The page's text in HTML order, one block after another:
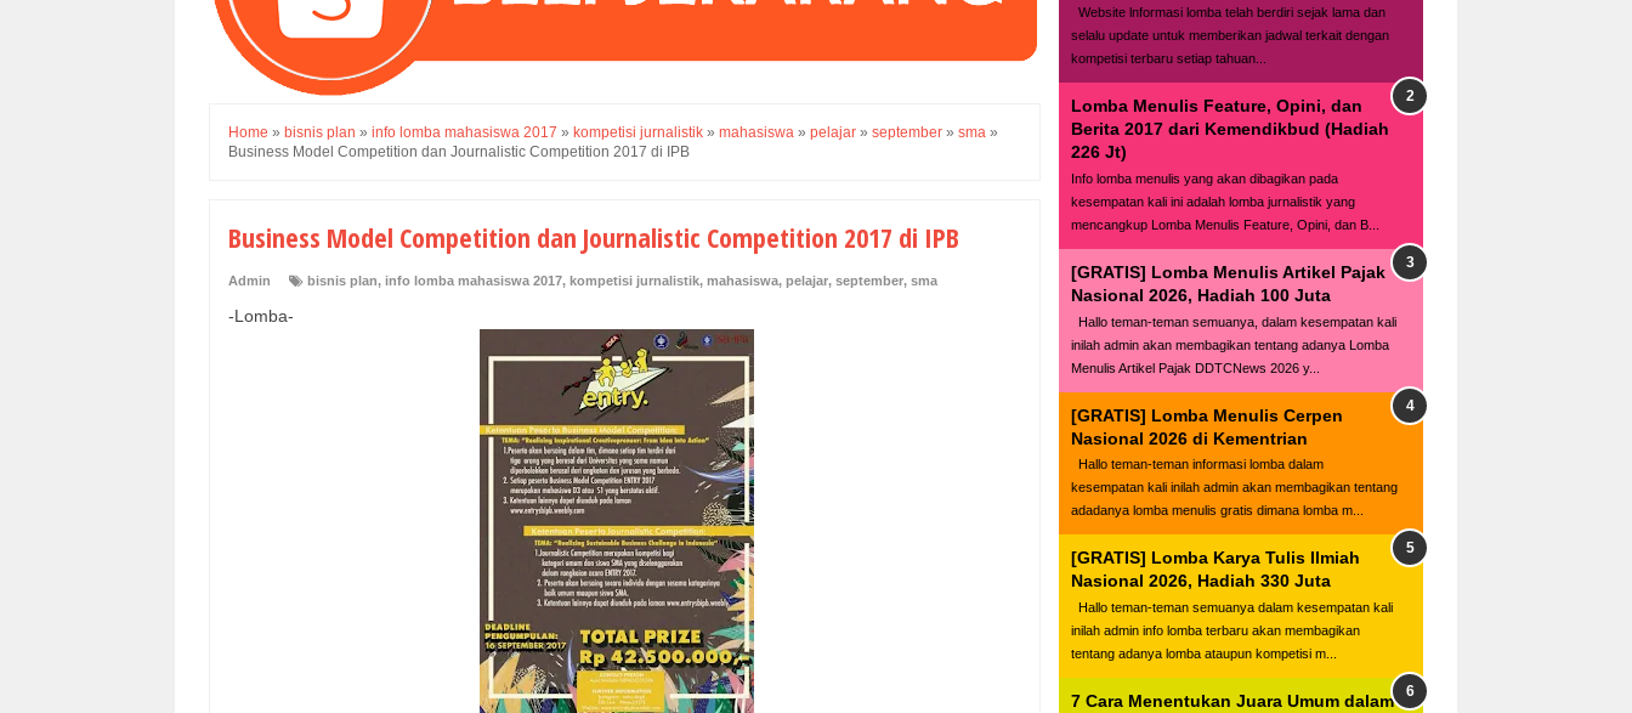
Home » bisnis plan » info lomba mahasiswa 2017 » kompetisi jurnalistik » mahasiswa » pelajar » september » sma »
Business Model Competition dan Journalistic Competition 2017 di IPB
Business Model Competition dan Journalistic Competition 2017 di IPB
Admin bisnis plan, info lomba mahasiswa 2017, kompetisi jurnalistik, mahasiswa, pelajar, september, sma
-Lomba-
Website lnformasi lomba telah berdiri sejak lama dan
selalu update untuk memberikan jadwal terkait dengan
kompetisi terbaru setiap tahuan...
Lomba Menulis Feature, Opini, dan
Berita 2017 dari Kemendikbud (Hadiah
226 Jt)
Info lomba menulis yang akan dibagikan pada
kesempatan kali ini adalah lomba jurnalistik yang
mencangkup Lomba Menulis Feature, Opini, dan B...
[GRATIS] Lomba Menulis Artikel Pajak
Nasional 2026, Hadiah 100 Juta
Hallo teman-teman semuanya, dalam kesempatan kali
inilah admin akan membagikan tentang adanya Lomba
Menulis Artikel Pajak DDTCNews 2026 y...
[GRATIS] Lomba Menulis Cerpen
Nasional 2026 di Kementrian
Hallo teman-teman informasi lomba dalam
kesempatan kali inilah admin akan membagikan tentang
adadanya lomba menulis gratis dimana lomba m...
[GRATIS] Lomba Karya Tulis Ilmiah
Nasional 2026, Hadiah 330 Juta
Hallo teman-teman semuanya dalam kesempatan kali
inilah admin info lomba terbaru akan membagikan
tentang adanya lomba ataupun kompetisi m...
7 Cara Menentukan Juara Umum dalam